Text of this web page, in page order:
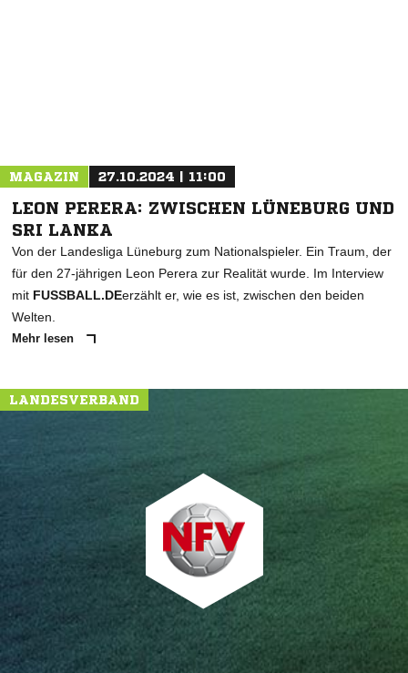
MAGAZIN 27.10.2024 | 11:00
LEON PERERA: ZWISCHEN LÜNEBURG UND
SRI LANKA
Von der Landesliga Lüneburg zum Nationalspieler. Ein Traum, der
für den 27-jährigen Leon Perera zur Realität wurde. Im Interview
mit FUSSBALL.DEerzählt er, wie es ist, zwischen den beiden
Welten.
Mehr lesen
LANDESVERBAND